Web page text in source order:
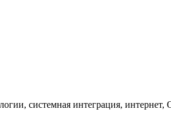
системная интеграция, интернет,